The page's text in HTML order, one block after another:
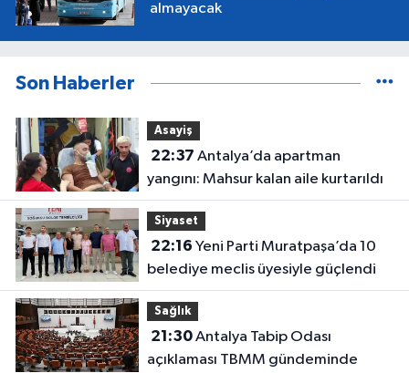
almayacak
Son Haberler
Asayiş
22:37
yangını: Mahsur kalan aile kurtarıldı
Siyaset
22:16
belediye meclis üyesiyle güçlendi
Sağlık
21:30Antalya Tabip Odası
açıklaması TBMM gündeminde